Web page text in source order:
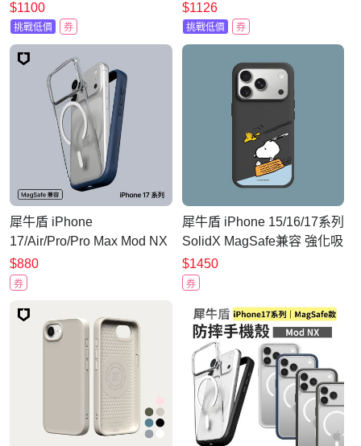
MagSafe兼容 強化吸震緩衝
防摔磁吸手機殼
$1100
挑戰低價 券
MagSafe兼容 抗黃化透明防
摔磁吸手機殼
$1126
挑戰低價 券
犀牛盾 iPhone
17/Air/Pro/Pro Max Mod NX
MagSafe兼容 邊框背蓋兩用
防摔磁吸手機殼
$880
券
犀牛盾 iPhone 15/16/17系列
SolidX MagSafe兼容 強化吸
震緩衝防摔磁吸手機
殼/Snoopy史努比-溜滑梯
$1450
券